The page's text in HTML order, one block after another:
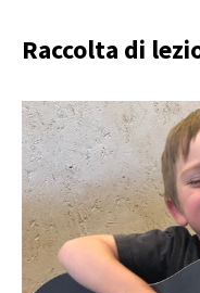
Raccolta di